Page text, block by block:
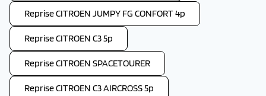
Reprise CITROEN JUMPY FG CONFORT 4p
Reprise CITROEN C3 5p
Reprise CITROEN SPACETOURER
Reprise CITROEN C3 AIRCROSS 5p